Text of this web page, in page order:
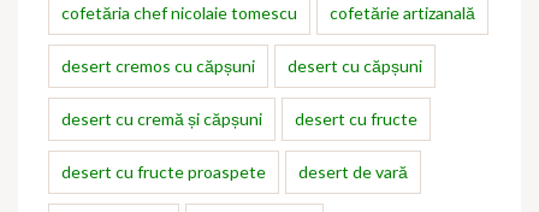
cofetăria chef nicolaie tomescu cofetărie artizanală
desert cremos cu căpșuni desert cu căpșuni
desert cu cremă și căpșuni desert cu fructe
desert cu fructe proaspete desert de vară